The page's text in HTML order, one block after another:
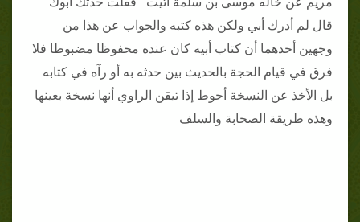
قال لم أدرك أبي ولكن هذه كتبه والجواب عن هذا من
وجهين أحدهما أن كتاب أبيه كان عنده محفوظا مضبوطا فلا
فرق في قيام الحجة بالحديث بين حدثه به أو رآه في كتابه
بل الأخذ عن النسخة أحوط إذا تيقن الراوي أنها نسخة بعينها
وهذه طريقة الصحابة والسلف